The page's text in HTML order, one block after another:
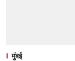
मुंबई